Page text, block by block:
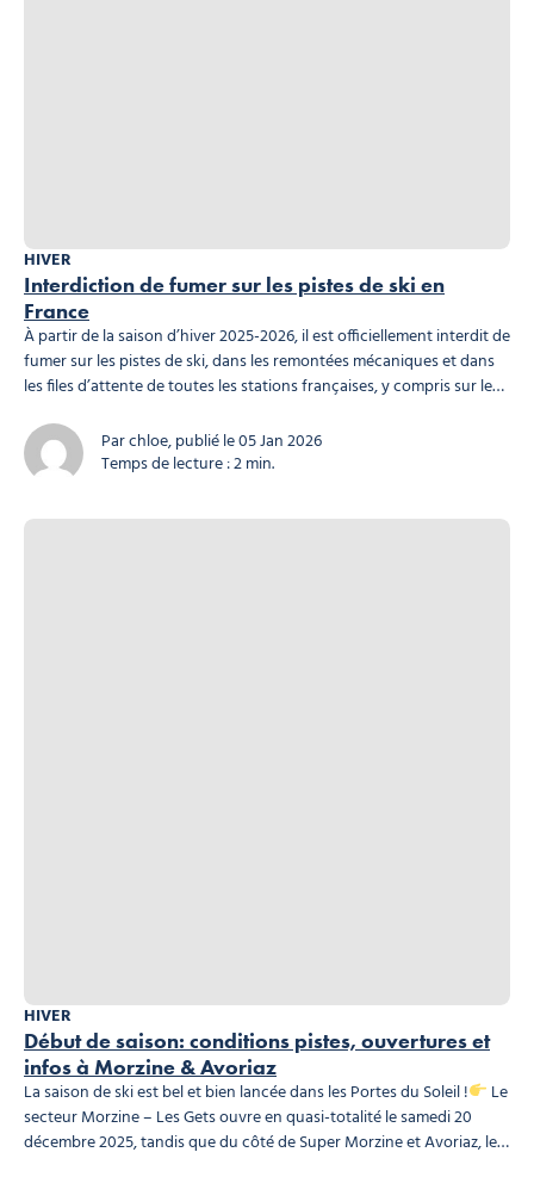
Interdiction de fumer sur les pistes de ski en
France
HIVER
À partir de la saison d’hiver 2025-2026, il est officiellement interdit de
fumer sur les pistes de ski, dans les remontées mécaniques et dans
les files d’attente de toutes les stations françaises, y compris sur le
la législation française et s’applique à tous, visiteurs comme
professionnels. Quelle est la...
Par chloe, publié le 05 Jan 2026
Temps de lecture : 2 min.
Début de saison: conditions pistes, ouvertures et
infos à Morzine & Avoriaz
HIVER
La saison de ski est bel et bien lancée dans les Portes du Soleil !
Le
secteur Morzine – Les Gets ouvre en quasi-totalité le samedi 20
décembre 2025, tandis que du côté de Super Morzine et Avoriaz, les